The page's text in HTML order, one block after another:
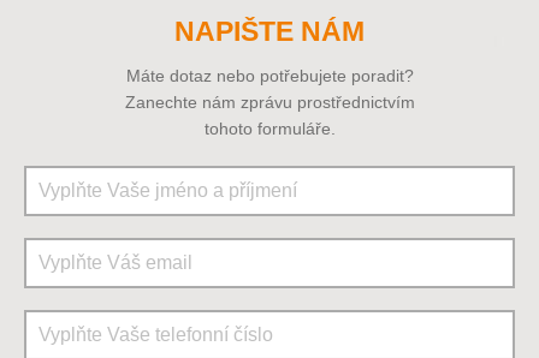
NAPIŠTE NÁM
Máte dotaz nebo potřebujete poradit?
Zanechte nám zprávu prostřednictvím
tohoto formuláře.